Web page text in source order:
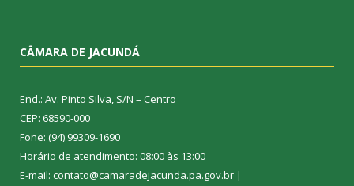
CÂMARA DE JACUNDÁ
End.: Av. Pinto Silva, S/N – Centro
CEP: 68590-000
Fone: (94) 99309-1690
Horário de atendimento: 08:00 às 13:00
E-mail: contato@camaradejacunda.pa.gov.br |